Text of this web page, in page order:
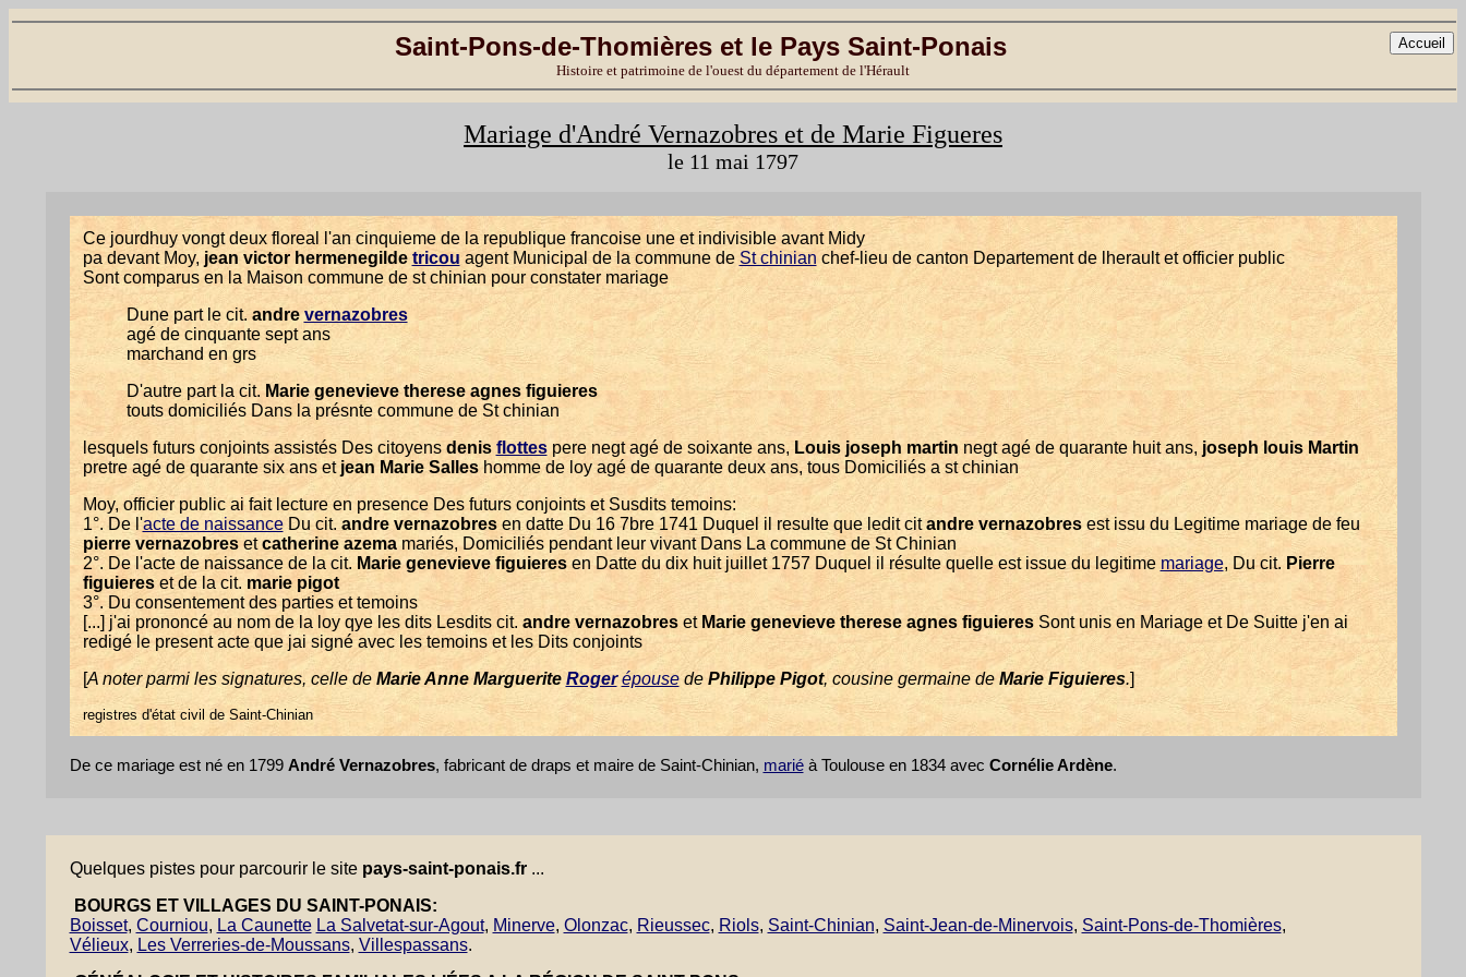
Saint-Pons-de-Thomières et le Pays Saint-Ponais
Histoire et patrimoine de l'ouest du département de l'Hérault
Mariage d'André Vernazobres et de Marie Figueres
le 11 mai 1797
Ce jourdhuy vongt deux floreal l'an cinquieme de la republique francoise une et indivisible avant Midy
pa devant Moy, jean victor hermenegilde tricou agent Municipal de la commune de St chinian chef-lieu de canton Departement de lherault et officier public
Sont comparus en la Maison commune de st chinian pour constater mariage
Dune part le cit. andre vernazobres
agé de cinquante sept ans
marchand en grs
D'autre part la cit. Marie genevieve therese agnes figuieres
touts domiciliés Dans la présnte commune de St chinian
lesquels futurs conjoints assistés Des citoyens denis flottespere negt agé de soixante ans, Louis joseph martin negt agé de quarante huit ans, joseph louis Martin
pretre agé de quarante six ans et jean Marie Salleshomme de loy agé de quarante deux ans, tous Domiciliés a st chinian
Moy, officier public ai fait lecture en presence Des futurs conjoints et Susdits temoins:
1°. De l'acte de naissanceDu cit. andre vernazobresen datte Du 16 7bre 1741 Duquel il resulte que ledit citandre vernazobresest issu du Legitime mariage de feu
pierre vernazobresetcatherine azemamariés, Domiciliés pendant leur vivant Dans La commune de St Chinian
2°. De l'acte de naissance de la cit. Marie genevieve figuieresen Datte du dix huit juillet 1757 Duquel il résulte quelle est issue du legitime mariage, Du cit. Pierre
figuiereset de la cit. marie pigot
3°. Du consentement des parties et temoins
[...] j'ai prononcé au nom de la loy qye les dits Lesdits cit. andre vernazobreset Marie genevieve therese agnes figuieresSont unis en Mariage et De Suitte j'en ai
redigé le present acte que jai signé avec les temoins et les Dits conjoints
[A noter parmi les signatures, celle de Marie Anne Marguerite Roger épousede Philippe Pigot, cousine germaine deMarie Figuieres.]
registres d'état civil de Saint-Chinian
De ce mariage est né en 1799 André Vernazobres, fabricant de draps et maire de Saint-Chinian, mariéà Toulouse en 1834 avec Cornélie Ardène.
Quelques pistes pour parcourir le site pays-saint-ponais.fr...
BOURGS ET VILLAGES DU SAINT-PONAIS:
Boisset, Courniou, La Caunette La Salvetat-sur-Agout, Minerve, Olonzac, Rieussec, Riols, Saint-Chinian, Saint-Jean-de-Minervois, Saint-Pons-de-Thomières,
Vélieux, Les Verreries-de-Moussans, Villespassans.